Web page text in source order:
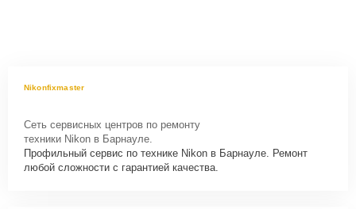
Nikonfixmaster
Сеть сервисных центров по ремонту
техники Nikon в Барнауле.
Профильный сервис по технике Nikon в Барнауле. Ремонт
любой сложности с гарантией качества.